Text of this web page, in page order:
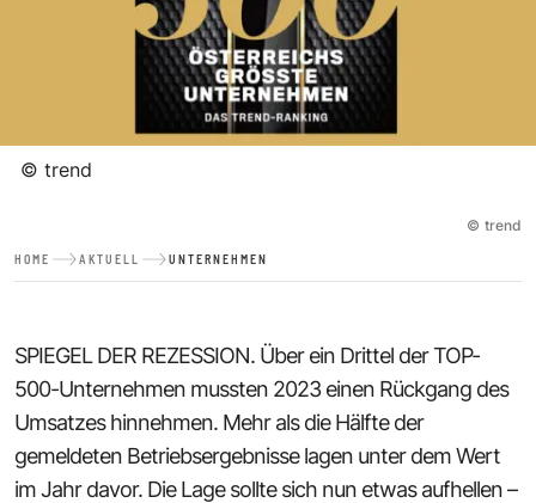
© trend
© trend
HOME AKTUELL UNTERNEHMEN
SPIEGEL DER REZESSION. Über ein Drittel der TOP-
500-Unternehmen mussten 2023 einen Rückgang des
Umsatzes hinnehmen. Mehr als die Hälfte der
gemeldeten Betriebsergebnisse lagen unter dem Wert
im Jahr davor. Die Lage sollte sich nun etwas aufhellen –